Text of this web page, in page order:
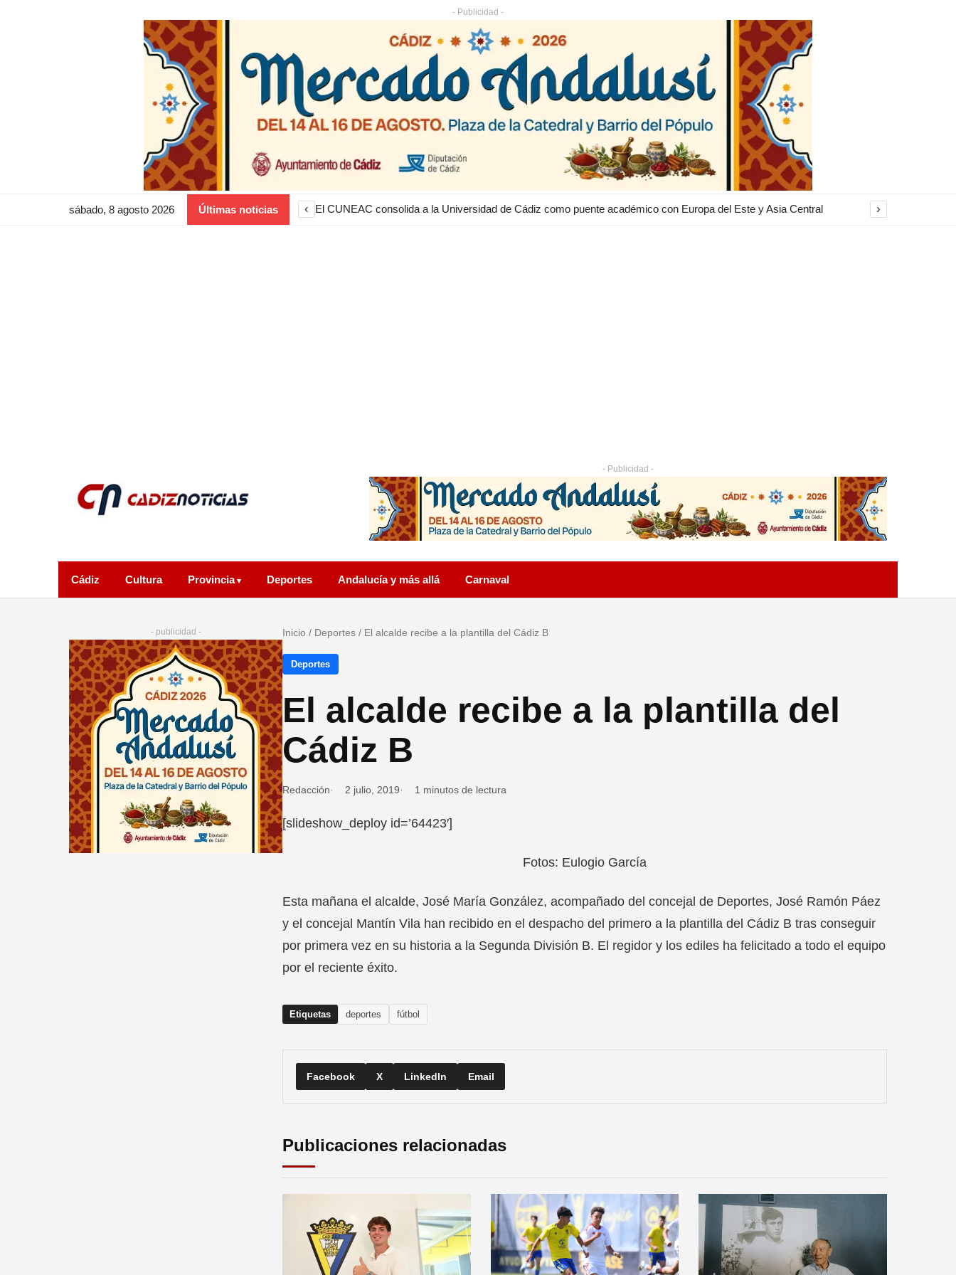
- Publicidad -
sábado, 8 agosto 2026 Últimas noticias ‹ Intervenida una discoteca en Costa Ballena por exceso de aforo y salidas de emergencia bloqueadas ›
- Publicidad -
Cádiz Cultura Provincia Deportes Andalucía y más allá Carnaval
- publicidad - Inicio / Deportes / El alcalde recibe a la plantilla del Cádiz B
Deportes
El alcalde recibe a la plantilla del
Cádiz B
Redacción 2 julio, 2019 1 minutos de lectura
[slideshow_deploy id=’64423′]
Fotos: Eulogio García
Esta mañana el alcalde, José María González, acompañado del concejal de Deportes, José Ramón Páez
y el concejal Mantín Vila han recibido en el despacho del primero a la plantilla del Cádiz B tras conseguir
por primera vez en su historia a la Segunda División B. El regidor y los ediles ha felicitado a todo el equipo
por el reciente éxito.
Etiquetas deportes fútbol
Facebook X LinkedIn Email
Publicaciones relacionadas